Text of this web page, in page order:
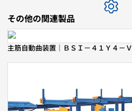
その他の関連製品
主筋自動曲装置｜ＢＳＩ－４１Ｙ４－Ｖ